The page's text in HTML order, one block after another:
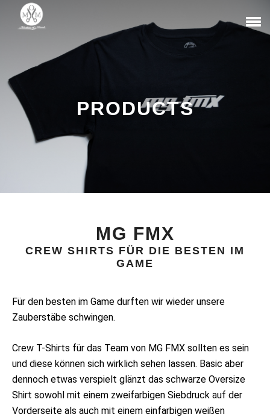
PRODUCTS
MG FMX
CREW SHIRTS FÜR DIE BESTEN IM
GAME
Für den besten im Game durften wir wieder unsere
Zauberstäbe schwingen.
Crew T-Shirts für das Team von MG FMX sollten es sein
und diese können sich wirklich sehen lassen. Basic aber
dennoch etwas verspielt glänzt das schwarze Oversize
Shirt sowohl mit einem zweifarbigen Siebdruck auf der
Vorderseite als auch mit einem einfarbigen weißen